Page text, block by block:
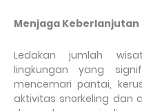
Menjaga Keberlanjutan
Ledakan jumlah
lingkungan yang
mencemari pantai,
aktivitas snorkeling dan